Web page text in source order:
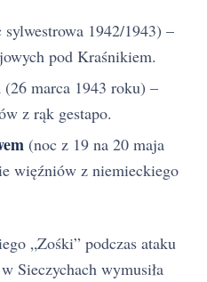
sylwestrowa 1942/1943) –
pod Kraśnikiem.
(26 marca 1943 roku) –
z rąk gestapo.
(noc z 19 na 20 maja
więźniów z niemieckiego
„Zośki” podczas ataku
Sieczychach wymusiła